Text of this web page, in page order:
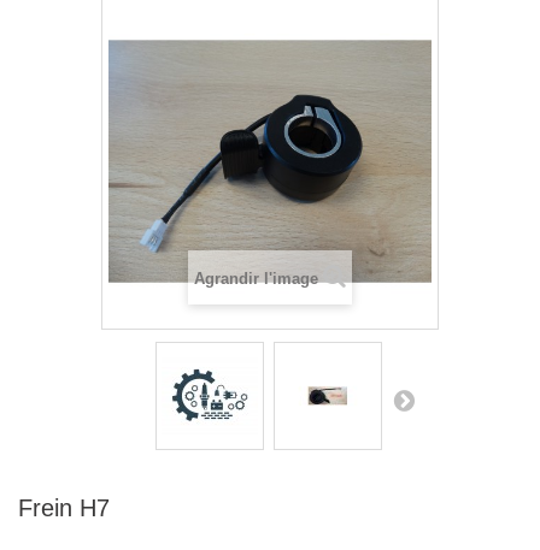
Agrandir l'image
Frein H7